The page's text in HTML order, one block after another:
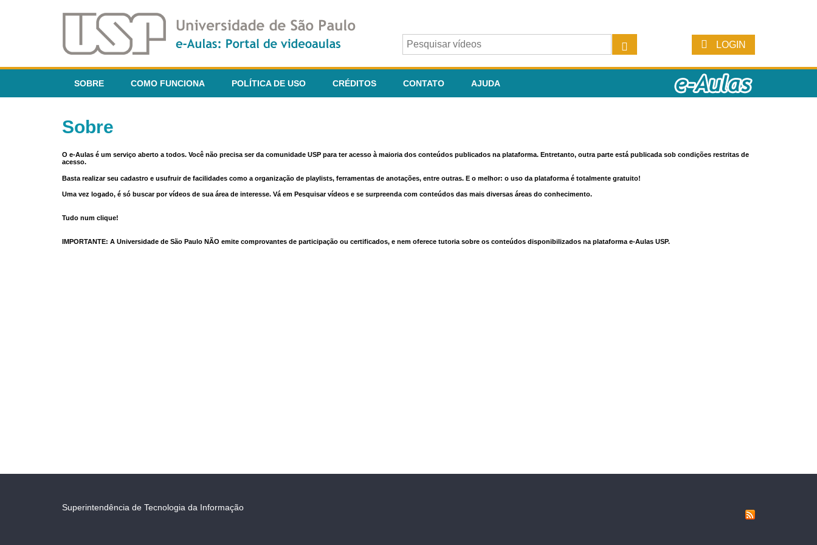
LOGIN
SOBRE COMO FUNCIONA POLÍTICA DE USO CRÉDITOS CONTATO AJUDA
Sobre
O e-Aulas é um serviço aberto a todos. Você não precisa ser da comunidade USP para ter acesso à maioria dos conteúdos publicados na plataforma. Entretanto, outra parte está publicada sob condições restritas de
acesso.
Basta realizar seu cadastro e usufruir de facilidades como a organização de playlists, ferramentas de anotações, entre outras. E o melhor: o uso da plataforma é totalmente gratuito!
Uma vez logado, é só buscar por vídeos de sua área de interesse. Vá em Pesquisar vídeos e se surpreenda com conteúdos das mais diversas áreas do conhecimento.
Tudo num clique!
IMPORTANTE: A Universidade de São Paulo NÃO emite comprovantes de participação ou certificados, e nem oferece tutoria sobre os conteúdos disponibilizados na plataforma e-Aulas USP.
Superintendência de Tecnologia da Informação